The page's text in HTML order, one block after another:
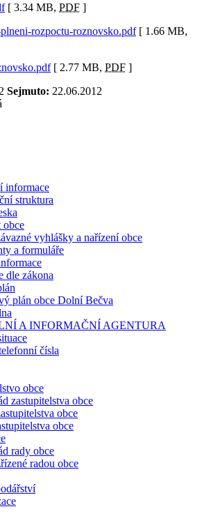
[ 3.34 MB, PDF ]
rozpoctu-roznovsko.pdf[ 1.66 MB,
[ 2.77 MB, PDF ]
Sejmuto: 22.06.2012
informace
struktura
obce
vyhlášky a nařízení obce
a formuláře
dle zákona
plán obce Dolní Bečva
A INFORMAČNÍ AGENTURA
čísla
obce
zastupitelstva obce
obce
obce
rady obce
radou obce